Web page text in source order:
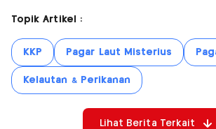
Topik Artikel :
KKP Pagar Laut Misterius
Kelautan & Perikanan
Lihat Berita Terkait